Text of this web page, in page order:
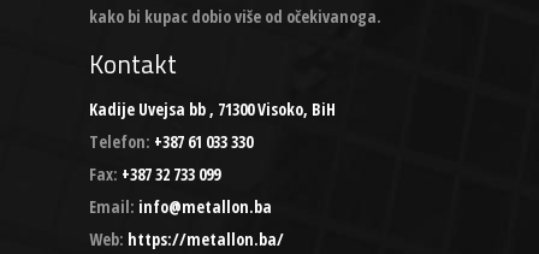
kako bi kupac dobio više od očekivanoga.
Kontakt
Kadije Uvejsa bb , 71300 Visoko, BiH
Telefon: +387 61 033 330
Fax: +387 32 733 099
Email: info@metallon.ba
Web: https://metallon.ba/